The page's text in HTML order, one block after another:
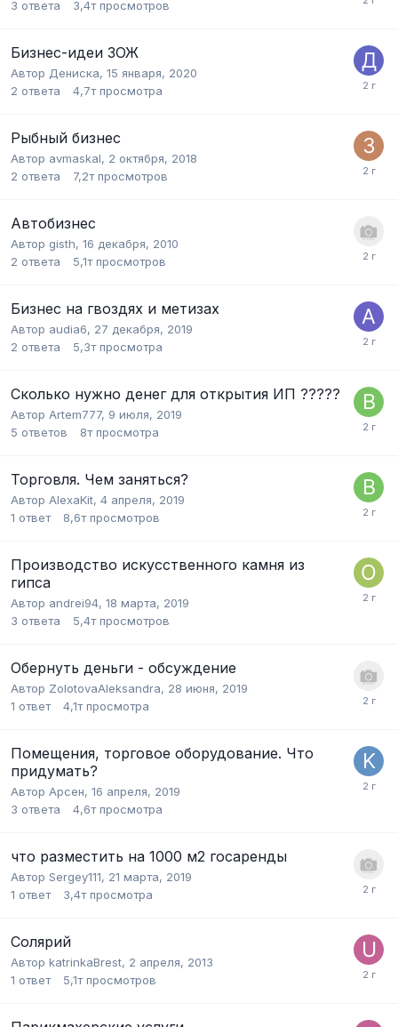
3 ответа 3,4т просмотров
Бизнес-идеи ЗОЖ
Автор Дениска, 15 января, 2020
2 ответа 4,7т просмотра
Рыбный бизнес
Автор avmaskal, 2 октября, 2018
2 ответа 7,2т просмотров
Автобизнес
Автор gisth, 16 декабря, 2010
2 ответа 5,1т просмотров
Бизнес на гвоздях и метизах
Автор audia6, 27 декабря, 2019
2 ответа 5,3т просмотра
Сколько нужно денег для открытия ИП ?????
Автор Artem777, 9 июля, 2019
5 ответов 8т просмотра
Торговля. Чем заняться?
Автор AlexaKit, 4 апреля, 2019
1 ответ 8,6т просмотров
Производство искусственного камня из
гипса
Автор andrei94, 18 марта, 2019
3 ответа 5,4т просмотров
Обернуть деньги - обсуждение
Автор ZolotovaAleksandra, 28 июня, 2019
1 ответ 4,1т просмотра
Помещения, торговое оборудование. Что
придумать?
Автор Арсен, 16 апреля, 2019
3 ответа 4,6т просмотра
что разместить на 1000 м2 госаренды
Автор Sergey111, 21 марта, 2019
1 ответ 3,4т просмотра
Солярий
Автор katrinkaBrest, 2 апреля, 2013
1 ответ 5,1т просмотров